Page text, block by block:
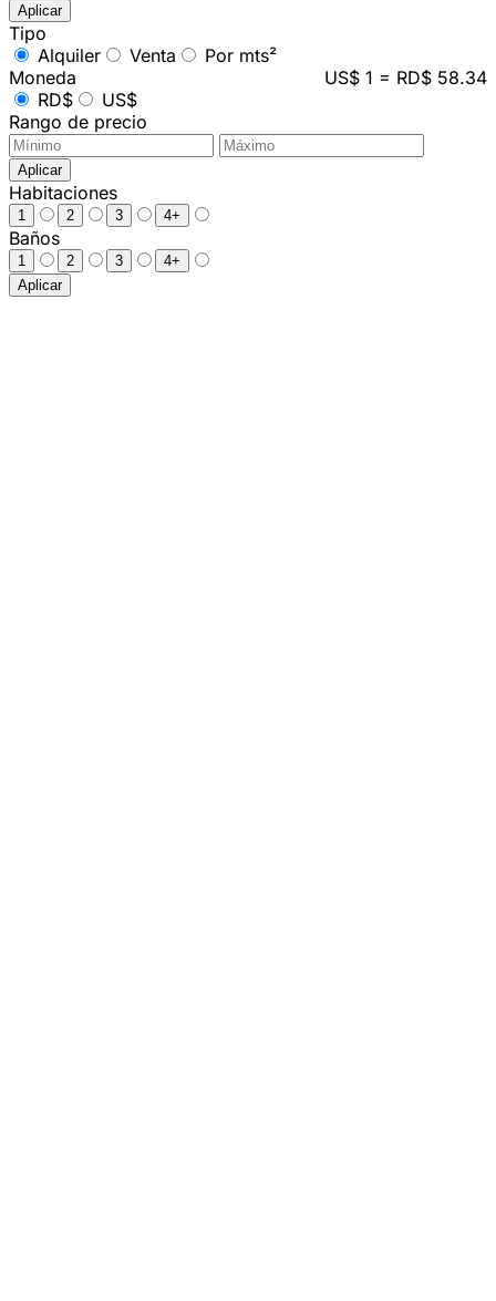
Aplicar
Tipo
Alquiler
Venta
Por mts²
Moneda
US$ 1 = RD$ 58.34
RD$
US$
Rango de precio
Aplicar
Habitaciones
1 2 3 4+
Baños
1 2 3
4+
Aplicar